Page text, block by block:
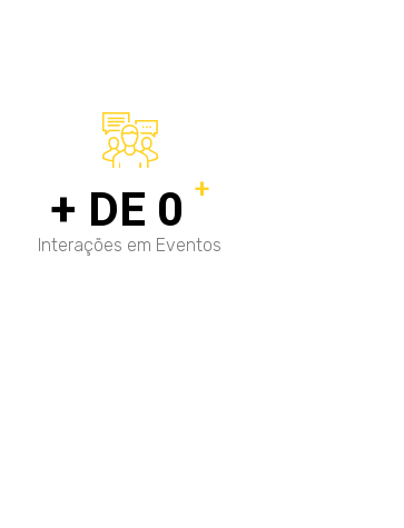
+ DE 0 +
Interações em Eventos